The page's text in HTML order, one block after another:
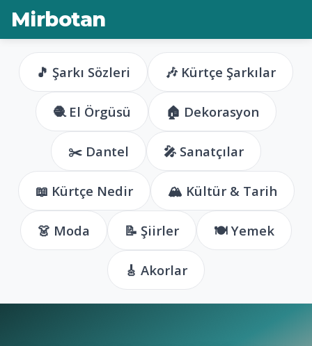
Mirbotan
🎵 Şarkı Sözleri 🎶 Kürtçe Şarkılar
🧶 El Örgüsü 🏠 Dekorasyon
✂️ Dantel 🎤 Sanatçılar
📖 Kürtçe Nedir 🏔️ Kültür & Tarih
👗 Moda 📝 Şiirler 🍽️ Yemek
🎸 Akorlar